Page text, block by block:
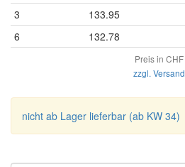
3 133.95
6 132.78
Preis in CHF
zzgl. Versand
nicht ab Lager lieferbar (ab KW 34)